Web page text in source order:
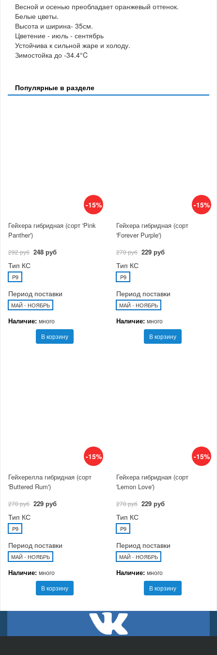
Весной и осенью преобладает оранжевый оттенок.
Белые цветы.
Высота и ширина- 35см.
Цветение - июль - сентябрь
Устойчива к сильной жаре и холоду.
Зимостойка до -34.4°C
Популярные в разделе
-15%
Гейхера гибридная (сорт 'Pink
Panther')
292 руб 248 руб
Тип КС
P9
Период поставки
МАЙ - НОЯБРЬ
Наличие: много
В корзину
-15%
Гейхера гибридная (сорт
'Forever Purple')
270 руб 229 руб
Тип КС
P9
Период поставки
МАЙ - НОЯБРЬ
Наличие: много
В корзину
-15%
Гейхерелла гибридная (сорт
'Buttered Rum')
270 руб 229 руб
Тип КС
P9
Период поставки
МАЙ - НОЯБРЬ
Наличие: много
В корзину
-15%
Гейхера гибридная (сорт
'Lemon Love')
270 руб 229 руб
Тип КС
P9
Период поставки
МАЙ - НОЯБРЬ
Наличие: много
В корзину